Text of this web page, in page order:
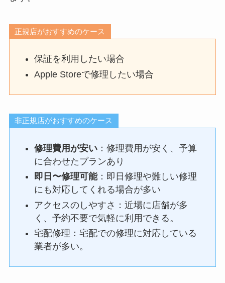
正規店がおすすめのケース
保証を利用したい場合
Apple Storeで修理したい場合
非正規店がおすすめのケース
修理費用が安い ：修理費用が安く、予算
に合わせたプランあり
即日〜修理可能：即日修理や難しい修理
にも対応してくれる場合が多い
アクセスのしやすさ：近場に店舗が多
く、予約不要で気軽に利用できる。
宅配修理：宅配での修理に対応している
業者が多い。